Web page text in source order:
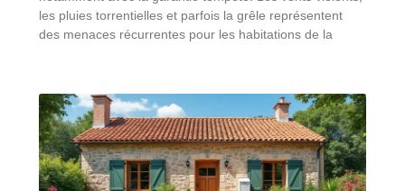
les pluies torrentielles et parfois la grêle représentent
des menaces récurrentes pour les habitations de la